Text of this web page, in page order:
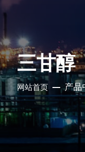
三甘醇
网站首页 产品